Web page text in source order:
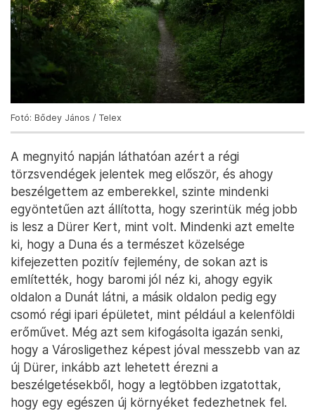
Fotó: Bődey János / Telex
A megnyitó napján láthatóan azért a régi
törzsvendégek jelentek meg először, és ahogy
beszélgettem az emberekkel, szinte mindenki
egyöntetűen azt állította, hogy szerintük még jobb
is lesz a Dürer Kert, mint volt. Mindenki azt emelte
ki, hogy a Duna és a természet közelsége
kifejezetten pozitív fejlemény, de sokan azt is
említették, hogy baromi jól néz ki, ahogy egyik
oldalon a Dunát látni, a másik oldalon pedig egy
csomó régi ipari épületet, mint például a kelenföldi
erőművet. Még azt sem kifogásolta igazán senki,
hogy a Városligethez képest jóval messzebb van az
új Dürer, inkább azt lehetett érezni a
beszélgetésekből, hogy a legtöbben izgatottak,
hogy egy egészen új környéket fedezhetnek fel.